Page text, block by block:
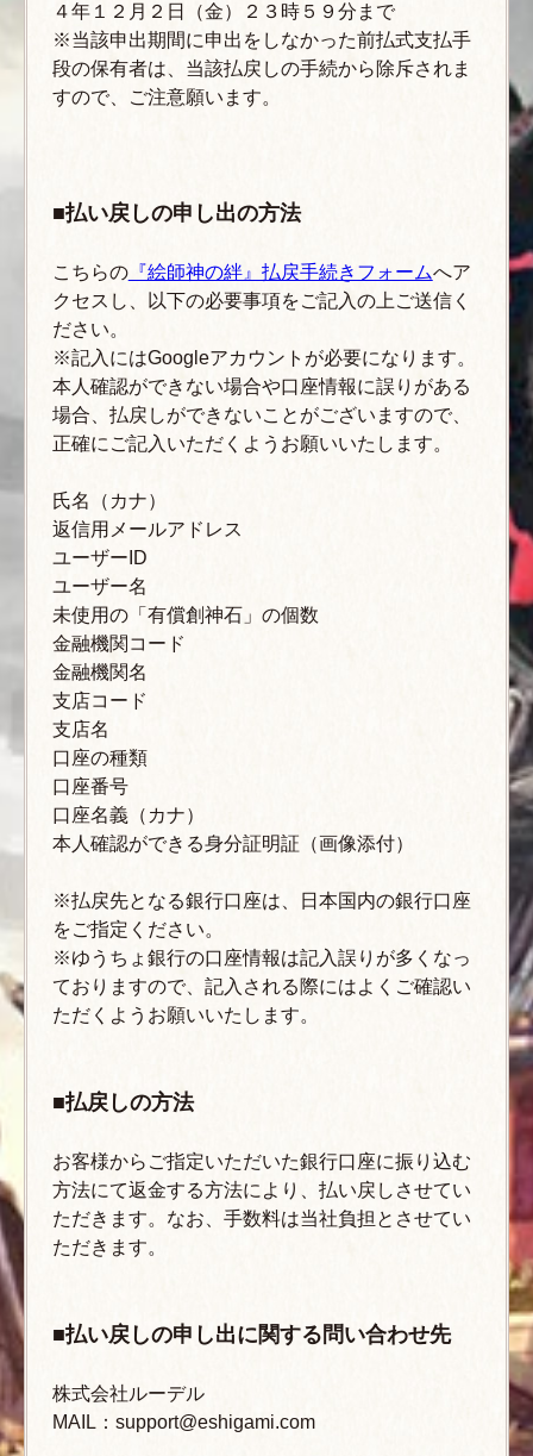
４年１２月２日（金）２３時５９分まで
※当該申出期間に申出をしなかった前払式支払手
段の保有者は、当該払戻しの手続から除斥されま
すので、ご注意願います。
■払い戻しの申し出の方法
こちらの『絵師神の絆』払戻手続きフォームへア
クセスし、以下の必要事項をご記入の上ご送信く
ださい。
※記入にはGoogleアカウントが必要になります。
本人確認ができない場合や口座情報に誤りがある
場合、払戻しができないことがございますので、
正確にご記入いただくようお願いいたします。
氏名（カナ）
返信用メールアドレス
ユーザーID
ユーザー名
未使用の「有償創神石」の個数
金融機関コード
金融機関名
支店コード
支店名
口座の種類
口座番号
口座名義（カナ）
本人確認ができる身分証明証（画像添付）
※払戻先となる銀行口座は、日本国内の銀行口座
をご指定ください。
※ゆうちょ銀行の口座情報は記入誤りが多くなっ
ておりますので、記入される際にはよくご確認い
ただくようお願いいたします。
■払戻しの方法
お客様からご指定いただいた銀行口座に振り込む
方法にて返金する方法により、払い戻しさせてい
ただきます。なお、手数料は当社負担とさせてい
ただきます。
■払い戻しの申し出に関する問い合わせ先
株式会社ルーデル
MAIL：support@eshigami.com